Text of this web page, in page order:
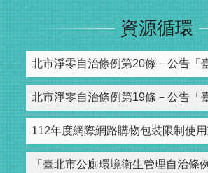
資源循環
112年度網際網路購物包裝限制使
「臺北市公廁環境衛生管理自治條